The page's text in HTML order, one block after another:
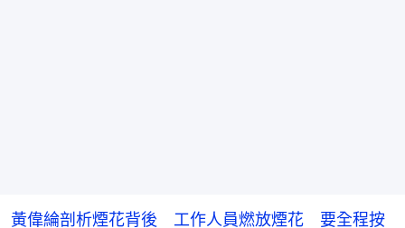
黃偉綸剖析煙花背後 工作人員燃放煙花 要全程按